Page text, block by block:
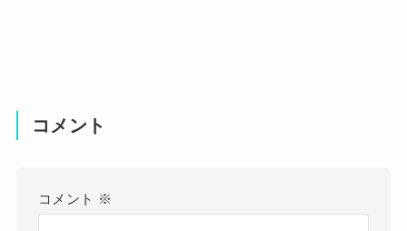
コメント
コメント ※